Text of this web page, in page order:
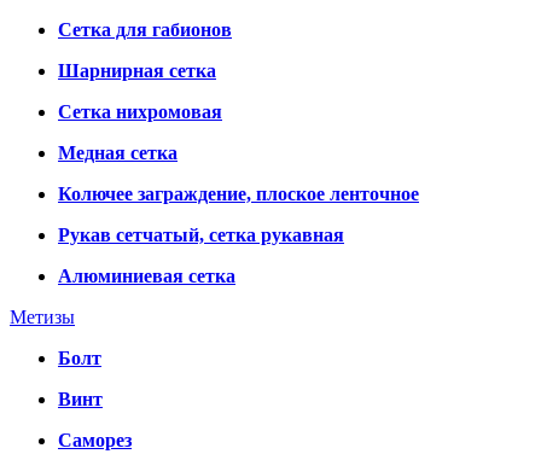
Сетка для габионов
Шарнирная сетка
Сетка нихромовая
Медная сетка
Колючее заграждение, плоское ленточное
Рукав сетчатый, сетка рукавная
Алюминиевая сетка
Метизы
Болт
Винт
Саморез